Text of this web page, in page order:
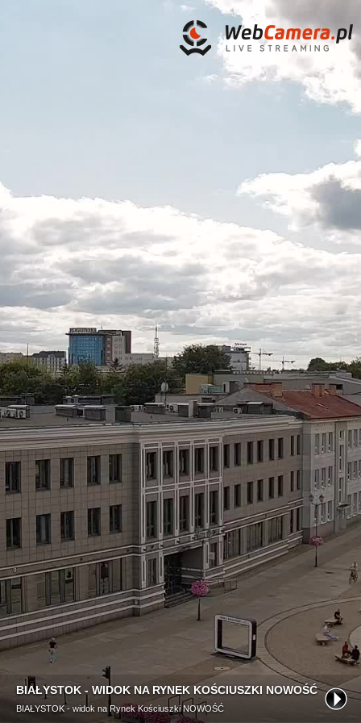
BIAŁYSTOK - WIDOK NA RYNEK KOŚCIUSZKI NOWOŚĆ
BIAŁYSTOK - widok na Rynek Kościuszki NOWOŚĆ